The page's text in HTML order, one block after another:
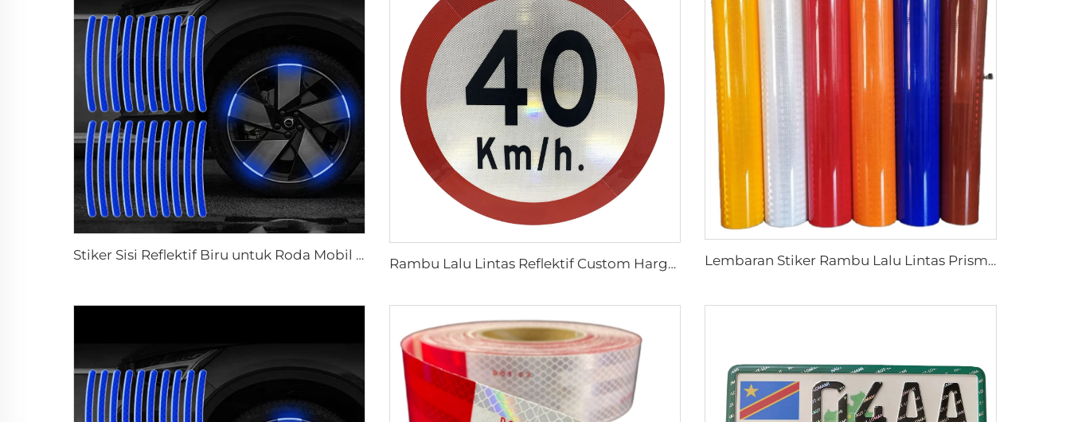
Stiker Sisi Reflektif Biru untuk Roda Mobil Motor, Stiker Mobil Dekoratif Keselamatan, Peringatan Keselamatan Malam Hari
Rambu Lalu Lintas Reflektif Custom Harga Murah untuk Keselamatan Jalan Lembaran Stiker Rambu Lalu Lintas Prisma Reflektif, Vinil Reflektif, Film Retro Reflektif untuk Papan Nama